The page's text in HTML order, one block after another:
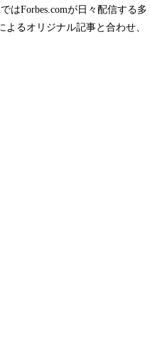
はForbes.comが日々配信する多
るオリジナル記事と合わせ、